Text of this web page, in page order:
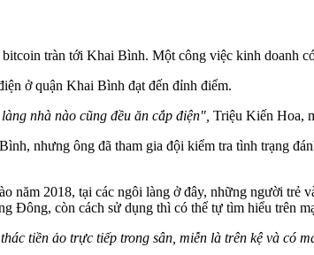
tràn tới Khai Bình. Một công việc kinh doanh
ở quận Khai Bình đạt đến đỉnh điểm.
nhà nào cũng đều ăn cắp điện", Triệu Kiến Hoa,
nhưng ông đã tham gia đội kiểm tra tình trạng
năm 2018, tại các ngôi làng ở đây, những người
Đông, còn cách sử dụng thì có thể tự tìm hiểu trên
tiền ảo trực tiếp trong sân, miễn là trên kệ và có